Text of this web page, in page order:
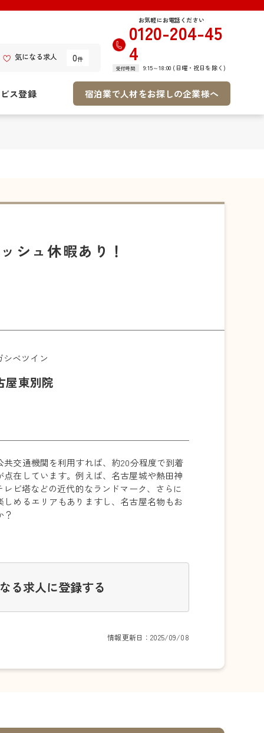
気になる求人 0件
お気軽にお電話ください
0120-204-45
4
受付時間 9:15～18:00 (日曜・祝日を除く)
ス登録 宿泊業で人材をお探しの企業様へ
シュ休暇あり！
ベツイン
屋東別院
交通機関を利用すれば、約20分程度で到着
在しています。例えば、名古屋城や熱田神
ビ塔などの近代的なランドマーク、さらに
めるエリアもありますし、名古屋名物もお
る求人に登録する
情報更新日：2025/09/08